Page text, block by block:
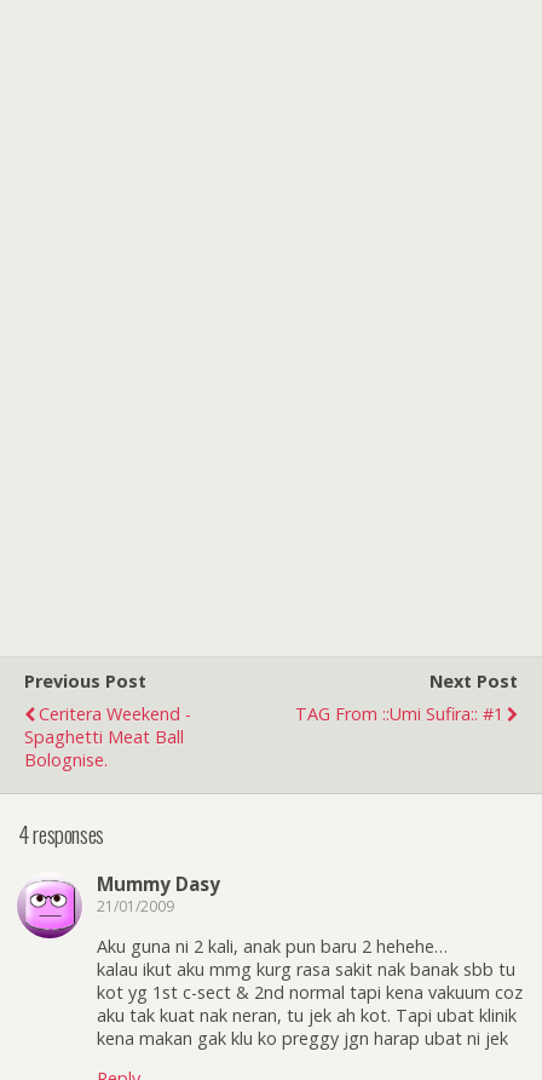
Previous Post
Ceritera Weekend -
Spaghetti Meat Ball
Bolognise.
Next Post
TAG From ::Umi Sufira:: #1
4 responses
Mummy Dasy
21/01/2009
Aku guna ni 2 kali, anak pun baru 2 hehehe…
kalau ikut aku mmg kurg rasa sakit nak banak sbb tu
kot yg 1st c-sect & 2nd normal tapi kena vakuum coz
aku tak kuat nak neran, tu jek ah kot. Tapi ubat klinik
kena makan gak klu ko preggy jgn harap ubat ni jek